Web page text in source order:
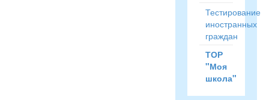
Тестирование
иностранных
граждан
ТОР
"Моя
школа"